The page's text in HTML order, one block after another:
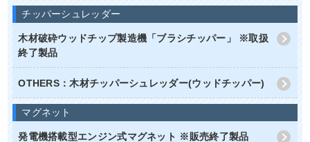
チッパーシュレッダー
木材破砕ウッドチップ製造機「ブラシチッパー」 ※取扱
終了製品
OTHERS：木材チッパーシュレッダー(ウッドチッパー)
マグネット
発電機搭載型エンジン式マグネット ※販売終了製品